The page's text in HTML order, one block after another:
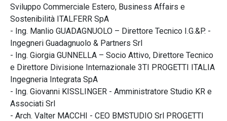
Sviluppo Commerciale Estero, Business Affairs e
Sostenibilità ITALFERR SpA
- Ing. Manlio GUADAGNUOLO – Direttore Tecnico I.G.&P. -
Ingegneri Guadagnuolo & Partners Srl
- Ing. Giorgia GUNNELLA – Socio Attivo, Direttore Tecnico
e Direttore Divisione Internazionale 3TI PROGETTI ITALIA
Ingegneria Integrata SpA
- Ing. Giovanni KISSLINGER - Amministratore Studio KR e
Associati Srl
- Arch. Valter MACCHI - CEO BMSTUDIO Srl PROGETTI